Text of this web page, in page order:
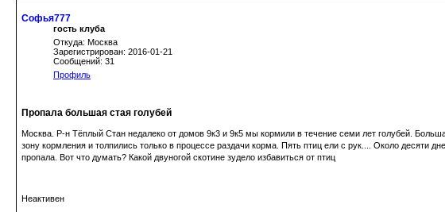
Софья777
гость клуба
Откуда: Москва
Зарегистрирован: 2016-01-21
Сообщений: 31
Профиль
Пропала большая стая голубей
Москва. Р-н Тёплый Стан недалеко от домов 9к3 и 9к5 мы кормили в течение семи лет голубей.
зону кормления и толпились только в процессе раздачи корма. Пять птиц ели с рук.... Около десяти
пропала. Вот что думать? Какой двуногой скотине зудело избавиться от птиц
Неактивен